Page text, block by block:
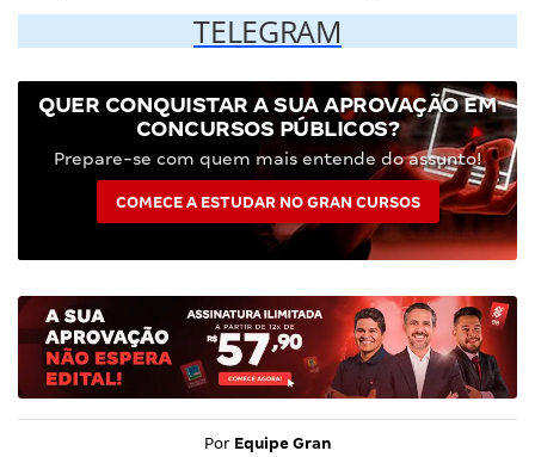
TELEGRAM
QUER CONQUISTAR A SUA APROVAÇÃO EM
CONCURSOS PÚBLICOS?
Prepare-se com quem mais entende do assunto!
COMECE A ESTUDAR NO GRAN CURSOS
Por Equipe Gran